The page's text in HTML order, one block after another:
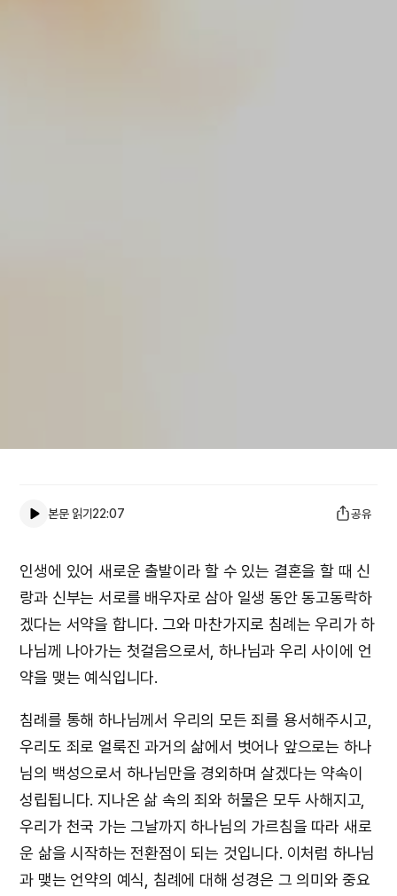
본문 읽기22:07 공유
인생에 있어 새로운 출발이라 할 수 있는 결혼을 할 때 신
랑과 신부는 서로를 배우자로 삼아 일생 동안 동고동락하
겠다는 서약을 합니다. 그와 마찬가지로 침례는 우리가 하
나님께 나아가는 첫걸음으로서, 하나님과 우리 사이에 언
약을 맺는 예식입니다.
침례를 통해 하나님께서 우리의 모든 죄를 용서해주시고,
우리도 죄로 얼룩진 과거의 삶에서 벗어나 앞으로는 하나
님의 백성으로서 하나님만을 경외하며 살겠다는 약속이
성립됩니다. 지나온 삶 속의 죄와 허물은 모두 사해지고,
우리가 천국 가는 그날까지 하나님의 가르침을 따라 새로
운 삶을 시작하는 전환점이 되는 것입니다. 이처럼 하나님
과 맺는 언약의 예식, 침례에 대해 성경은 그 의미와 중요